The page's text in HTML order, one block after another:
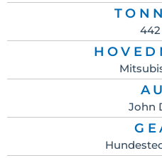
442
John